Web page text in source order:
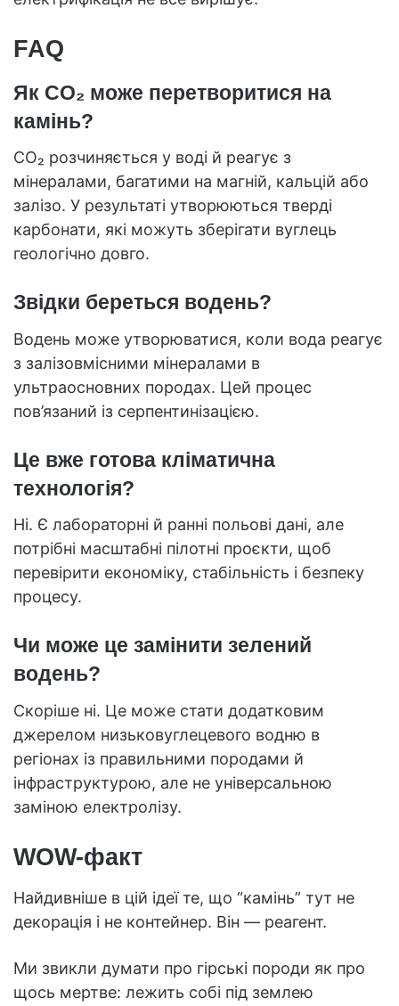
FAQ
Як CO₂ може перетворитися на
камінь?
CO₂ розчиняється у воді й реагує з
мінералами, багатими на магній, кальцій або
залізо. У результаті утворюються тверді
карбонати, які можуть зберігати вуглець
геологічно довго.
Звідки береться водень?
Водень може утворюватися, коли вода реагує
з залізовмісними мінералами в
ультраосновних породах. Цей процес
пов’язаний із серпентинізацією.
Це вже готова кліматична
технологія?
Ні. Є лабораторні й ранні польові дані, але
потрібні масштабні пілотні проєкти, щоб
перевірити економіку, стабільність і безпеку
процесу.
Чи може це замінити зелений
водень?
Скоріше ні. Це може стати додатковим
джерелом низьковуглецевого водню в
регіонах із правильними породами й
інфраструктурою, але не універсальною
заміною електролізу.
WOW-факт
Найдивніше в цій ідеї те, що “камінь” тут не
декорація і не контейнер. Він — реагент.
Ми звикли думати про гірські породи як про
щось мертве: лежить собі під землею